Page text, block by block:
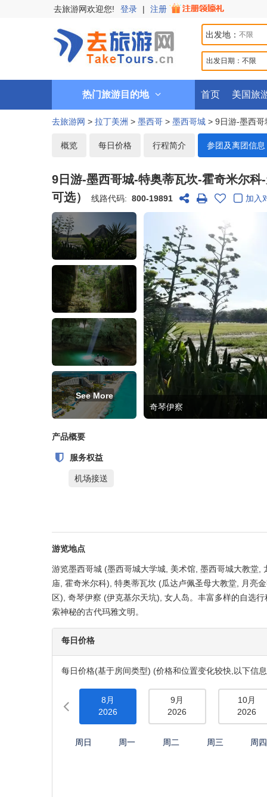
去旅游网欢迎您! 登录 | 注册
出发地：
出发日期： 不限
热门旅游目的地 首页 美国旅
去旅游网 > 拉丁美洲 > 墨西哥 > 墨西哥城 > 9日游-墨西
概览 每日价格 行程简介 参团及离团信息
9日游-墨西哥城-特奥蒂瓦坎-霍奇米尔
可选）
线路代码: 800-19891 加入
See More
奇琴伊察 : 伊克基尔天坑
产品概要
服务权益
机场接送
游览地点
庙, 霍奇米尔科), 特奥蒂瓦坎 (瓜达卢佩圣母大教堂, 月